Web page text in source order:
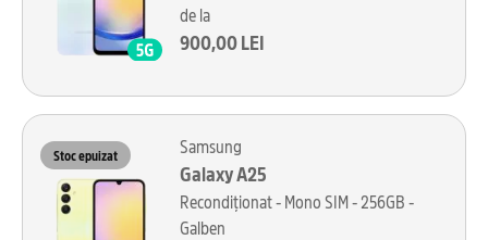
de la
900,00 LEI
Stoc epuizat Samsung
Galaxy A25
Recondiționat - Mono SIM - 256GB -
Galben